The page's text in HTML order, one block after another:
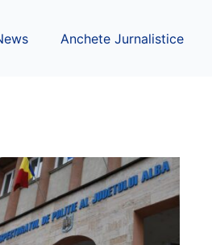
Anchete Jurnalistice